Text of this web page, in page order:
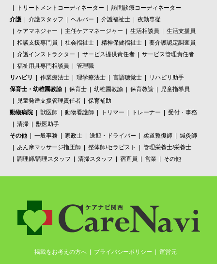
トリートメントコーディネーター
訪問診療コーディネーター
介護
介護スタッフ ヘルパー 介護福祉士
夜勤専従
ケアマネジャー
主任ケアマネージャー 生活相談員
生活支援員
相談支援専門員
社会福祉士 精神保健福祉士
要介護認定調査員
介護インストラクター
サービス提供責任者
サービス管理責任者
福祉用具専門相談員
管理職
リハビリ
作業療法士 理学療法士 言語聴覚士
リハビリ助手
保育士・幼稚園教諭
保育士 幼稚園教諭 保育教諭
児童指導員
児童発達支援管理責任者
保育補助
動物病院
獣医師 動物看護師 トリマー トレーナー
受付・事務
清掃
獣医助手
その他
一般事務 家政士 送迎・ドライバー 柔道整復師
鍼灸師
あん摩マッサージ指圧師
整体師/セラピスト
管理栄養士/栄養士
調理師/調理スタッフ
清掃スタッフ 宿直員 営業 その他
掲載をお考えの方へ プライバシーポリシー 運営元